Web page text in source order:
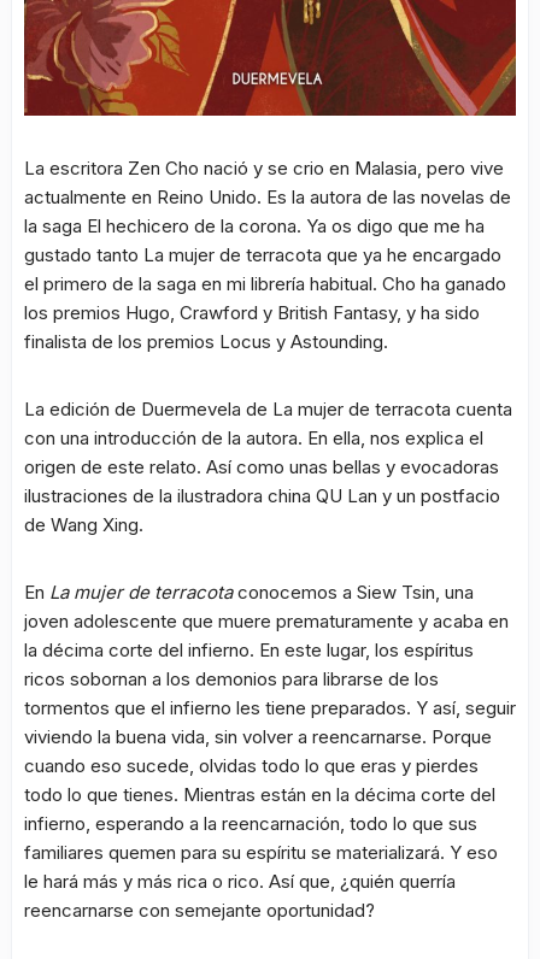
La escritora Zen Cho nació y se crio en Malasia, pero vive
actualmente en Reino Unido. Es la autora de las novelas de
la saga El hechicero de la corona. Ya os digo que me ha
gustado tanto La mujer de terracota que ya he encargado
el primero de la saga en mi librería habitual. Cho ha ganado
los premios Hugo, Crawford y British Fantasy, y ha sido
finalista de los premios Locus y Astounding.
La edición de Duermevela de La mujer de terracota cuenta
con una introducción de la autora. En ella, nos explica el
origen de este relato. Así como unas bellas y evocadoras
ilustraciones de la ilustradora china QU Lan y un postfacio
de Wang Xing.
En La mujer de terracotaconocemos a Siew Tsin, una
joven adolescente que muere prematuramente y acaba en
la décima corte del infierno. En este lugar, los espíritus
ricos sobornan a los demonios para librarse de los
tormentos que el infierno les tiene preparados. Y así, seguir
viviendo la buena vida, sin volver a reencarnarse. Porque
cuando eso sucede, olvidas todo lo que eras y pierdes
todo lo que tienes. Mientras están en la décima corte del
infierno, esperando a la reencarnación, todo lo que sus
familiares quemen para su espíritu se materializará. Y eso
le hará más y más rica o rico. Así que, ¿quién querría
reencarnarse con semejante oportunidad?